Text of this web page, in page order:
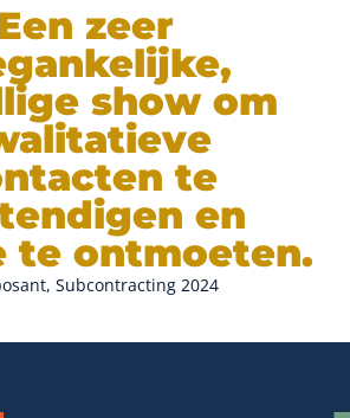
zeer
show om
te
en
te ontmoeten.
Subcontracting 2024